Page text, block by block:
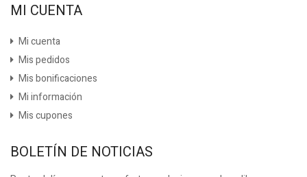
MI CUENTA
Mi cuenta
Mis pedidos
Mis bonificaciones
Mi información
Mis cupones
BOLETÍN DE NOTICIAS